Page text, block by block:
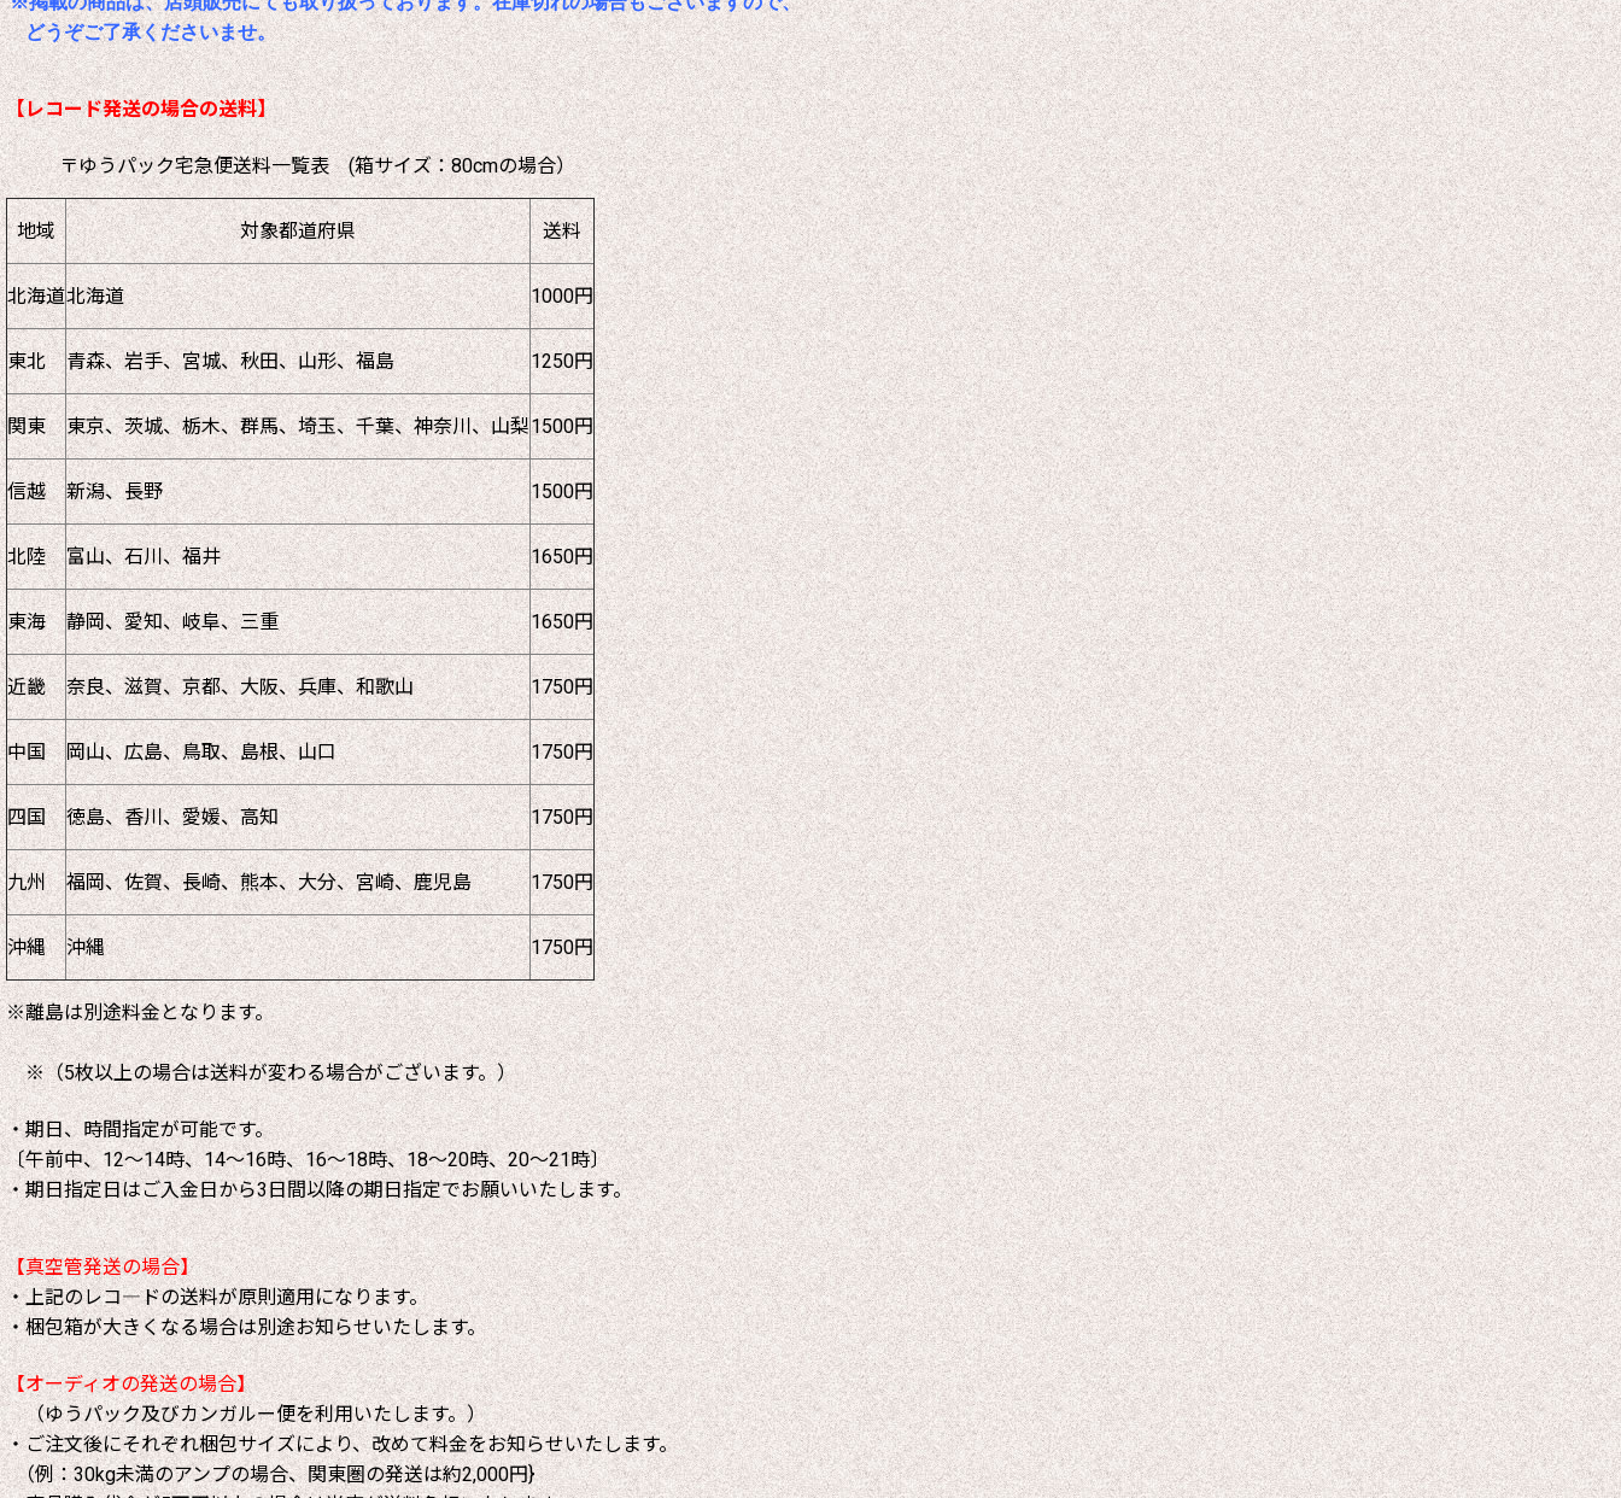
どうぞご了承くださいませ。
【レコード発送の場合の送料】
〒ゆうパック宅急便送料一覧表 (箱サイズ：80cmの場合）
地域 対象都道府県 送料
北海道北海道 1000円
東北 青森、岩手、宮城、秋田、山形、福島 1250円
関東 東京、茨城、栃木、群馬、埼玉、千葉、神奈川、山梨1500円
信越 新潟、長野 1500円
北陸 富山、石川、福井 1650円
東海 静岡、愛知、岐阜、三重 1650円
近畿 奈良、滋賀、京都、大阪、兵庫、和歌山 1750円
中国 岡山、広島、鳥取、島根、山口 1750円
四国 徳島、香川、愛媛、高知 1750円
九州 福岡、佐賀、長崎、熊本、大分、宮崎、鹿児島 1750円
沖縄 沖縄 1750円
※離島は別途料金となります。
※（5枚以上の場合は送料が変わる場合がございます。）
・期日、時間指定が可能です。
〔午前中、12～14時、14～16時、16～18時、18～20時、20～21時〕
・期日指定日はご入金日から3日間以降の期日指定でお願いいたします。
【真空管発送の場合】
・上記のレコ―ドの送料が原則適用になります。
・梱包箱が大きくなる場合は別途お知らせいたします。
【オーディオの発送の場合】
（ゆうパック及びカンガルー便を利用いたします。）
・ご注文後にそれぞれ梱包サイズにより、改めて料金をお知らせいたします。
（例：30kg未満のアンプの場合、関東圏の発送は約2,000円}